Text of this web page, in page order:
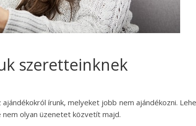
szeretteinknek
írunk, melyeket jobb nem ajándékozni.
nem olyan üzenetet közvetít majd.